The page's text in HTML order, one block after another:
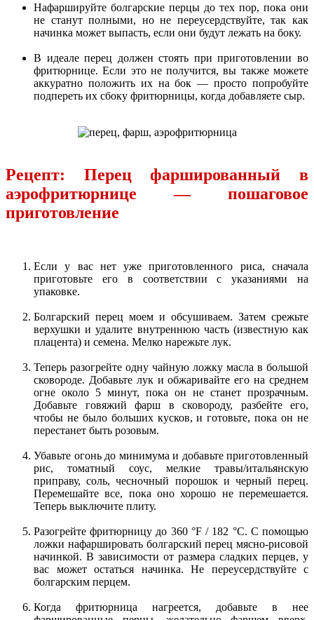
Нафаршируйте болгарские перцы до тех пор, пока они
не станут полными, но не переусердствуйте, так как
начинка может выпасть, если они будут лежать на боку.
В идеале перец должен стоять при приготовлении во
фритюрнице. Если это не получится, вы также можете
аккуратно положить их на бок — просто попробуйте
подпереть их сбоку фритюрницы, когда добавляете сыр.
Рецепт: Перец фаршированный в
аэрофритюрнице — пошаговое
приготовление
Если у вас нет уже приготовленного риса, сначала
приготовьте его в соответствии с указаниями на
упаковке.
Болгарский перец моем и обсушиваем. Затем срежьте
верхушки и удалите внутреннюю часть (известную как
плацента) и семена. Мелко нарежьте лук.
Теперь разогрейте одну чайную ложку масла в большой
сковороде. Добавьте лук и обжаривайте его на среднем
огне около 5 минут, пока он не станет прозрачным.
Добавьте говяжий фарш в сковороду, разбейте его,
чтобы не было больших кусков, и готовьте, пока он не
перестанет быть розовым.
Убавьте огонь до минимума и добавьте приготовленный
рис, томатный соус, мелкие травы/итальянскую
приправу, соль, чесночный порошок и черный перец.
Перемешайте все, пока оно хорошо не перемешается.
Теперь выключите плиту.
Разогрейте фритюрницу до 360 °F / 182 °C. С помощью
ложки нафаршировать болгарский перец мясно-рисовой
начинкой. В зависимости от размера сладких перцев, у
вас может остаться начинка. Не переусердствуйте с
болгарским перцем.
Когда фритюрница нагреется, добавьте в нее